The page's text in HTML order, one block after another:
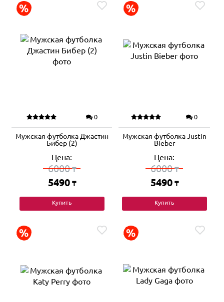
0
Мужская футболка Джастин
Бибер (2)
Цена:
6000₸
5490 ₸
Купить
0
Мужская футболка Justin
Bieber
Цена:
6000₸
5490 ₸
Купить